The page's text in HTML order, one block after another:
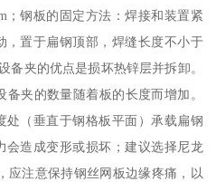
；钢板的固定方法：焊接和装置紧
，置于扁钢顶部，焊缝长度不小于
备夹的优点是损坏热锌层并拆卸。
夹的数量随着板的长度而增加。
处（垂直于钢格板平面）承载扁钢
会造成变形或损坏；建议选择尼龙
应注意保持钢丝网板边缘疼痛，以